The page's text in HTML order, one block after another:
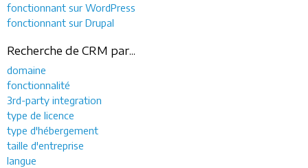
fonctionnant sur WordPress
fonctionnant sur Drupal
Recherche de CRM par...
domaine
fonctionnalité
3rd-party integration
type de licence
type d'hébergement
taille d'entreprise
langue